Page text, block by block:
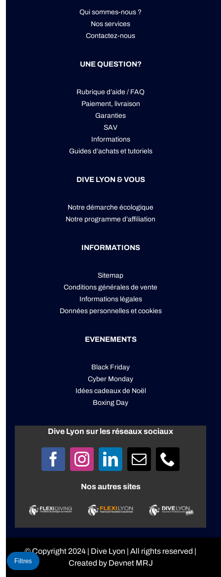
Filtres
Qui sommes-nous ?
Nos services
Contactez-nous
UNE QUESTION?
Rubrique d’aide / FAQ
Paiement, livraison
Garanties
SAV
Informations
Guides d’achats et tutoriels
DIVE LYON & VOUS
Notre démarche écologique
Notre programme d’affiliation
INFORMATIONS
Sitemap
Conditions générales de vente
Informations légales
Données personnelleset cookies
EVENEMENTS
Black Friday
Cyber Monday
Idées cadeaux de Noël
Boxing Day
Dive Lyon sur les réseaux sociaux
Nos autres sites
© Copyright 2024 | Dive Lyon | All rights reserved |
Created by Devnet MRJ